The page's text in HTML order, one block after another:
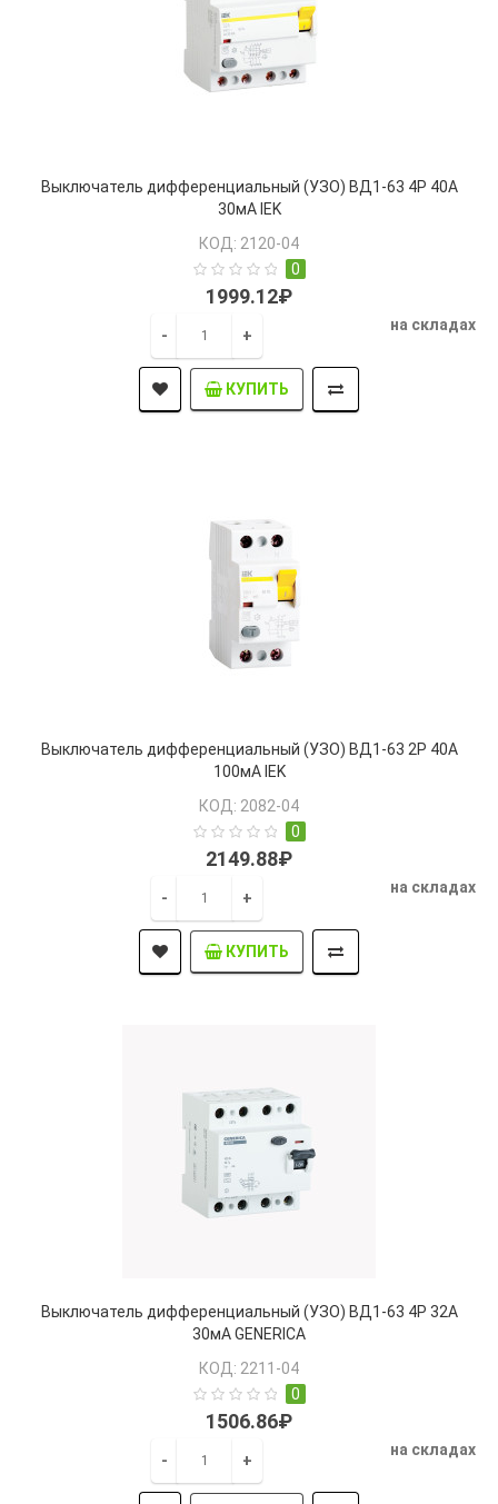
Выключатель дифференциальный (УЗО) ВД1-63 4Р 40А
30мА IEK
КОД: 2120-04
0
1999.12₽
- +
на складах
КУПИТЬ
Выключатель дифференциальный (УЗО) ВД1-63 2Р 40А
100мА IEK
КОД: 2082-04
0
2149.88₽
- +
на складах
КУПИТЬ
Выключатель дифференциальный (УЗО) ВД1-63 4Р 32А
30мА GENERICA
КОД: 2211-04
0
1506.86₽
- +
на складах